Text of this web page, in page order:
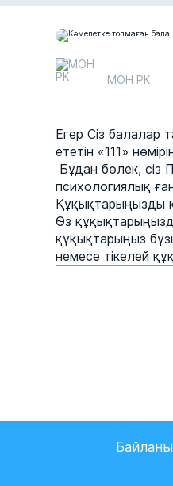
МОН РК
Егер Сіз балалар
ететін «111»
Бұдан бөлек, сіз
психологиялық
Құқықтарыңызды
Өз
құқықтарыңыз
немесе тікелей